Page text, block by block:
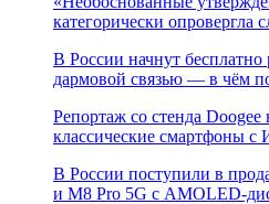
категорически опровергла
В России начнут бесплатно
дармовой связью — в чём
Репортаж со стенда
классические смартфоны
В России поступили в
и M8 Pro 5G с AMOLED-